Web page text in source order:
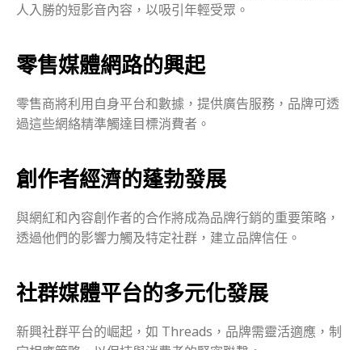
人入勝的短影音內容，以吸引年輕受眾。
零售媒體網路的興起
零售商將利用自身平台和數據，提供廣告服務，品牌可透
過這些網絡精準觸達目標消費者。
創作者經濟的蓬勃發展
與網紅和內容創作者的合作將成為品牌行銷的重要策略，
透過他們的影響力觸及特定社群，建立品牌信任。
社群媒體平台的多元化發展
新興社群平台的崛起，如 Threads，品牌需靈活適應，制